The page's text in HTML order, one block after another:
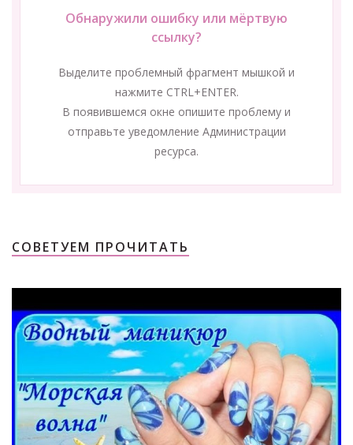
Обнаружили ошибку или мёртвую
ссылку?
Выделите проблемный фрагмент мышкой и
нажмите CTRL+ENTER.
В появившемся окне опишите проблему и
отправьте уведомление Администрации
ресурса.
СОВЕТУЕМ ПРОЧИТАТЬ